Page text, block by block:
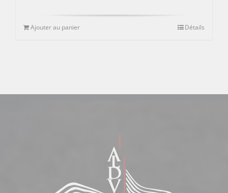
Ajouter au panier Détails